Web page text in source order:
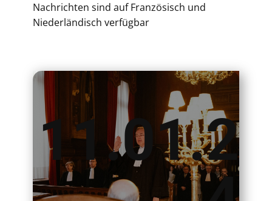
Nachrichten sind auf Französisch und
Niederländisch verfügbar
11.01.2